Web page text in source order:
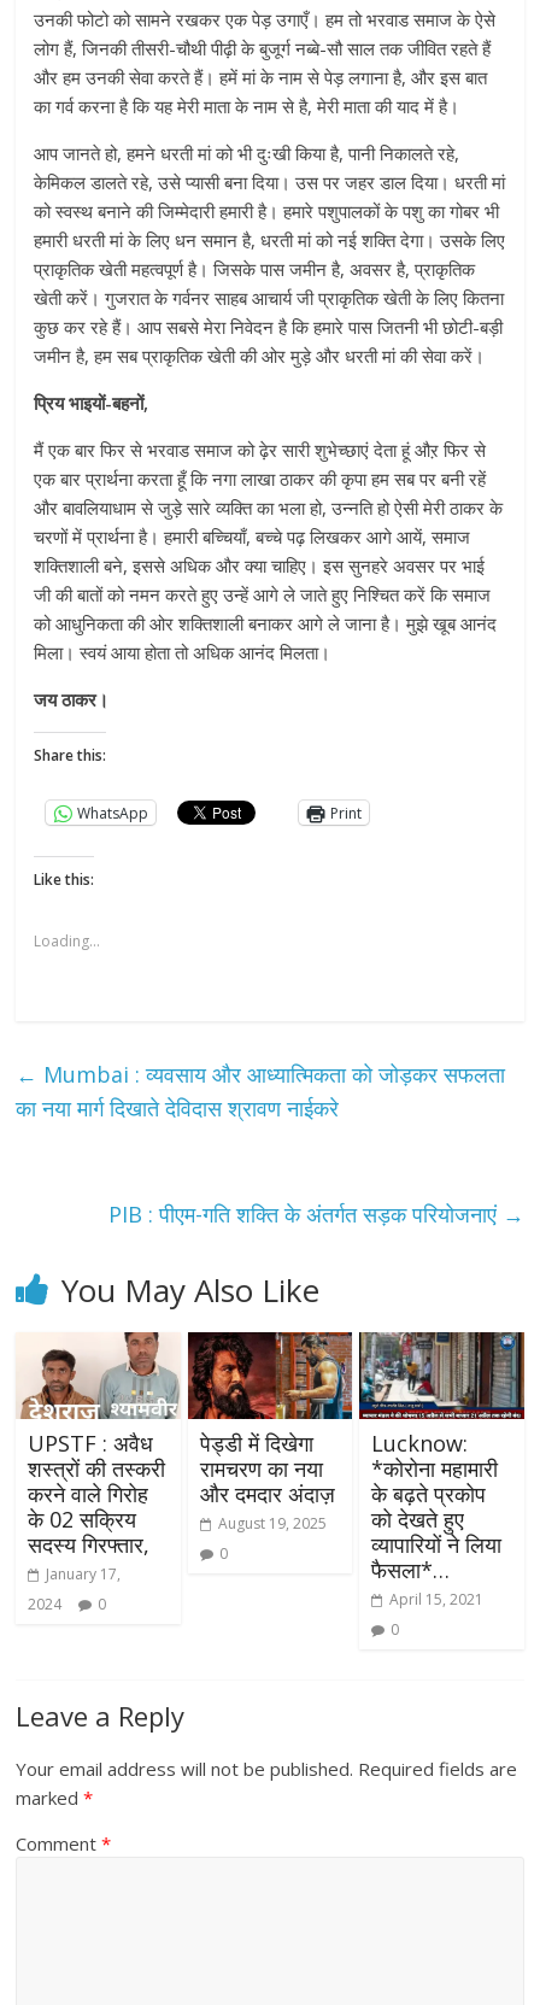
उनकी फोटो को सामने रखकर एक पेड़ उगाएँ। हम तो भरवाड समाज के ऐसे
लोग हैं, जिनकी तीसरी-चौथी पीढ़ी के बुजूर्ग नब्बे-सौ साल तक जीवित रहते हैं
और हम उनकी सेवा करते हैं। हमें मां के नाम से पेड़ लगाना है, और इस बात
का गर्व करना है कि यह मेरी माता के नाम से है, मेरी माता की याद में है।
आप जानते हो, हमने धरती मां को भी दुःखी किया है, पानी निकालते रहे,
केमिकल डालते रहे, उसे प्यासी बना दिया। उस पर जहर डाल दिया। धरती मां
को स्वस्थ बनाने की जिम्मेदारी हमारी है। हमारे पशुपालकों के पशु का गोबर भी
हमारी धरती मां के लिए धन समान है, धरती मां को नई शक्ति देगा। उसके लिए
प्राकृतिक खेती महत्वपूर्ण है। जिसके पास जमीन है, अवसर है, प्राकृतिक
खेती करें। गुजरात के गर्वनर साहब आचार्य जी प्राकृतिक खेती के लिए कितना
कुछ कर रहे हैं। आप सबसे मेरा निवेदन है कि हमारे पास जितनी भी छोटी-बड़ी
जमीन है, हम सब प्राकृतिक खेती की ओर मुड़े और धरती मां की सेवा करें।
प्रिय भाइयों-बहनों,
मैं एक बार फिर से भरवाड समाज को ढ़ेर सारी शुभेच्छाएं देता हूं औऱ फिर से
एक बार प्रार्थना करता हूँ कि नगा लाखा ठाकर की कृपा हम सब पर बनी रहें
और बावलियाधाम से जुड़े सारे व्यक्ति का भला हो, उन्नति हो ऐसी मेरी ठाकर के
चरणों में प्रार्थना है। हमारी बच्चियाँ, बच्चे पढ़ लिखकर आगे आयें, समाज
शक्तिशाली बने, इससे अधिक और क्या चाहिए। इस सुनहरे अवसर पर भाई
जी की बातों को नमन करते हुए उन्हें आगे ले जाते हुए निश्चित करें कि समाज
को आधुनिकता की ओर शक्तिशाली बनाकर आगे ले जाना है। मुझे खूब आनंद
मिला। स्वयं आया होता तो अधिक आनंद मिलता।
जय ठाकर।
Share this:
WhatsApp Print
Like this:
Loading...
← Mumbai : व्यवसाय और आध्यात्मिकता को जोड़कर सफलता
का नया मार्ग दिखाते देविदास श्रावण नाईकरे
PIB : पीएम-गति शक्ति के अंतर्गत सड़क परियोजनाएं →
You May Also Like
UPSTF : अवैध
शस्त्रों की तस्करी
करने वाले गिरोह
के 02 सक्रिय
सदस्य गिरफ्तार,
January 17,
2024
0
पेड्डी में दिखेगा
रामचरण का नया
और दमदार अंदाज़
August 19, 2025
0
Lucknow:
*कोरोना महामारी
के बढ़ते प्रकोप
को देखते हुए
व्यापारियों ने लिया
फैसला*…
April 15, 2021
0
Leave a Reply
Your email address will not be published. Required fields are
marked*
Comment*